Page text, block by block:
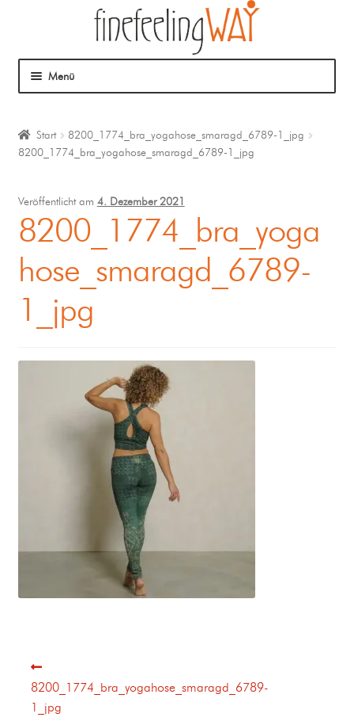
Menü
Mein Angebot
Coaching
Klangmassage
Start
8200_1774_bra_yogahose_smaragd_6789-1_jpg
8200_1774_bra_yogahose_smaragd_6789-1_jpg
Veröffentlicht am 4. Dezember 2021
8200_1774_bra_yoga
hose_smaragd_6789-
1_jpg
8200_1774_bra_yogahose_smaragd_6789-
1_jpg